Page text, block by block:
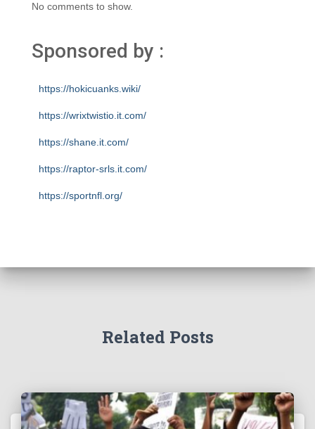
No comments to show.
Sponsored by :
https://hokicuanks.wiki/
https://wrixtwistio.it.com/
https://shane.it.com/
https://raptor-srls.it.com/
https://sportnfl.org/
https://home.pafikecciagel.org/
https://profile.foodinhardtimes.org/
Related Posts